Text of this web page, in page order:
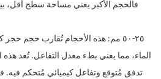
فالحجم الأكبر يعني مساحة سطح أقل،
٢٥-٥٠ مم: هذه الأحجام تُقارب حجم
الماء، مما يعني بطء معدل التفاعل. تُعد
تدفق مُتوقع وتفاعل كيميائي مُتحكم فيه.